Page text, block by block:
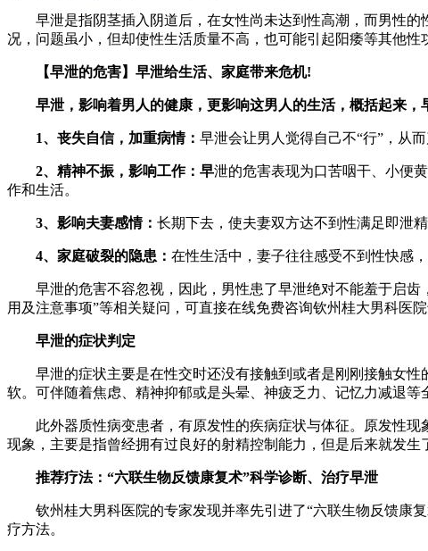
早泄是指阴茎插入阴道后，在女性尚未达到性高潮，而男性的
况，问题虽小，但却使性生活质量不高，也可能引起阳痿等其他性
【早泄的危害】早泄给生活、家庭带来危机!
早泄，影响着男人的健康，更影响这男人的生活，概括起来，
1、丧失自信，加重病情： 早泄会让男人觉得自己不“行”，从
2、精神不振，影响工作：早泄的危害表现为口苦咽干、小便
作和生活。
3、影响夫妻感情： 长期下去，使夫妻双方达不到性满足即泄
4、家庭破裂的隐患： 在性生活中，妻子往往感受不到性快感
早泄的危害不容忽视，因此，男性患了早泄绝对不能羞于启齿
用及注意事项”等相关疑问，可直接在线免费咨询钦州桂大男科医
早泄的症状判定
早泄的症状主要是在性交时还没有接触到或者是刚刚接触女性
软。可伴随着焦虑、精神抑郁或是头晕、神疲乏力、记忆力减退等
此外器质性病变患者，有原发性的疾病症状与体征。原发性现
现象，主要是指曾经拥有过良好的射精控制能力，但是后来就发生
推荐疗法：“六联生物反馈康复术”科学诊断、治疗早泄
钦州桂大男科医院的专家发现并率先引进了“六联生物反馈康复
疗方法。